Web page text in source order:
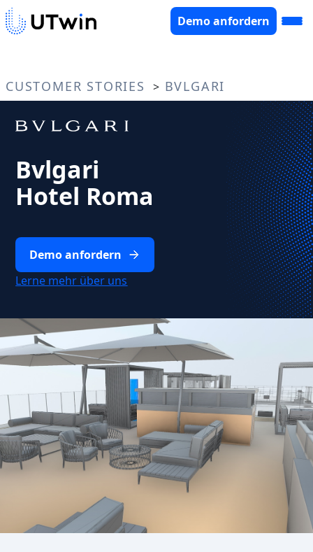
Demo anfordern
CUSTOMER STORIES > BVLGARI
Bvlgari
Hotel Roma
Demo anfordern
Lerne mehr über uns